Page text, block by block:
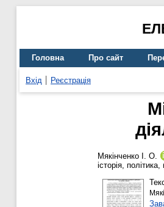
Головна Про сайт
Вхід Реєстрація
Мякінченко І. О.
історія,